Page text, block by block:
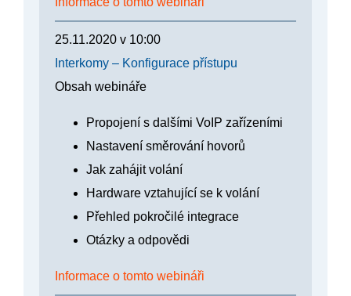
25.11.2020v 10:00
Interkomy – Konfigurace přístupu
Obsah webináře
Propojení s dalšími VoIP zařízeními
Nastavení směrování hovorů
Jak zahájit volání
Hardware vztahující se k volání
Přehled pokročilé integrace
Otázky a odpovědi
Informace o tomto webináři